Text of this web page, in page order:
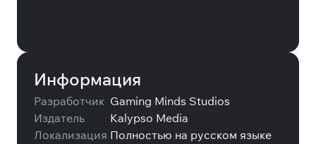
Информация
Разработчик Gaming Minds Studios
Издатель
Kalypso Media
Локализация Полностью на русском языке